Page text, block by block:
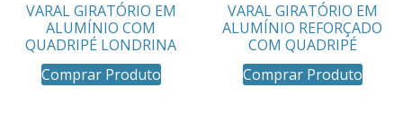
VARAL GIRATÓRIO EM
ALUMÍNIO COM
QUADRIPÉ LONDRINA
Comprar Produto
VARAL GIRATÓRIO EM
ALUMÍNIO REFORÇADO
COM QUADRIPÉ
Comprar Produto